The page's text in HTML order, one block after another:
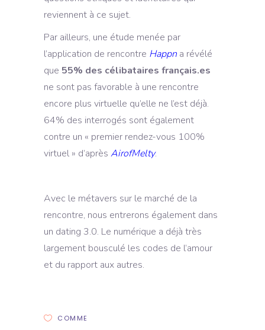
reviennent à ce sujet.
Par ailleurs, une étude menée par
l’application de rencontre Happn a révélé
que 55% des célibataires français.es
ne sont pas favorable à une rencontre
encore plus virtuelle qu’elle ne l’est déjà.
64% des interrogés sont également
contre un « premier rendez-vous 100%
virtuel » d’après AirofMelty.
Avec le métavers sur le marché de la
rencontre, nous entrerons également dans
un dating 3.0. Le numérique a déjà très
largement bousculé les codes de l’amour
et du rapport aux autres.
COMME